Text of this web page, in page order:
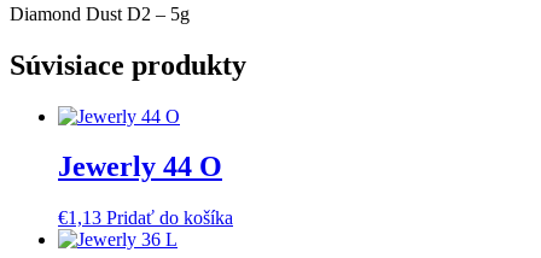
Diamond Dust D2 – 5g
Súvisiace produkty
Jewerly 44 O
€1,13 Pridať do košíka